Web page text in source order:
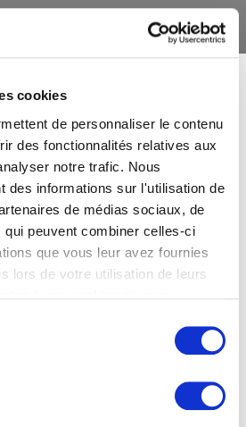
cookies
de personnaliser le contenu
des fonctionnalités relatives aux
notre trafic. Nous
des informations sur l'utilisation de
de médias sociaux, de
qui peuvent combiner celles-ci
que vous leur avez fournies
lors de votre utilisation de leurs